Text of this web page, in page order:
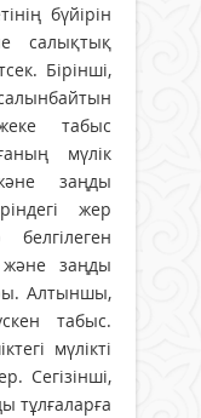
бүйірін
салықтық
Бірінші,
табыс
мүлік
заңды
жер
заңды
Алтыншы,
табыс.
мүлікті
Сегізінші,
тұлғаларға